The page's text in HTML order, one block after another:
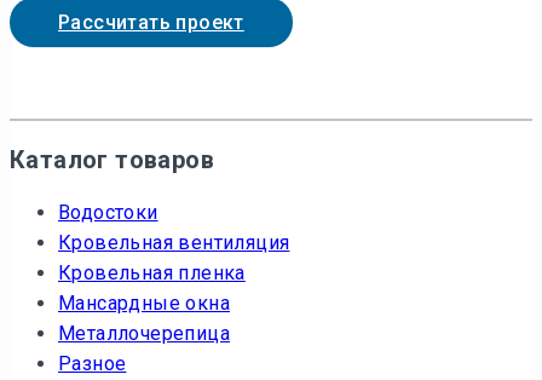
Рассчитать проект
Каталог товаров
Водостоки
Кровельная вентиляция
Кровельная пленка
Мансардные окна
Металлочерепица
Разное